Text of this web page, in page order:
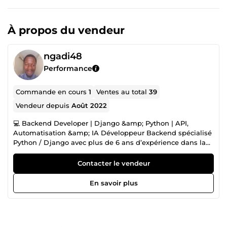
À propos du vendeur
ngadi48
Performance
Commande en cours1 Ventes au total39
Vendeur depuisAoût 2022
💻 Backend Developer | Django &amp; Python | API,
Automatisation &amp; IA Développeur Backend spécialisé
Python / Django avec plus de 6 ans d’expérience dans la
création d’applications web, d’API et de solutions
d’automatisation pour les entreprises. Je développe
egalement des solutions performantes et évolutives
d'applications mobiles Android et iOS avec Flutter. J’aide
les entreprises à développer des applications fiables,
Contacter le vendeur
En savoir plus